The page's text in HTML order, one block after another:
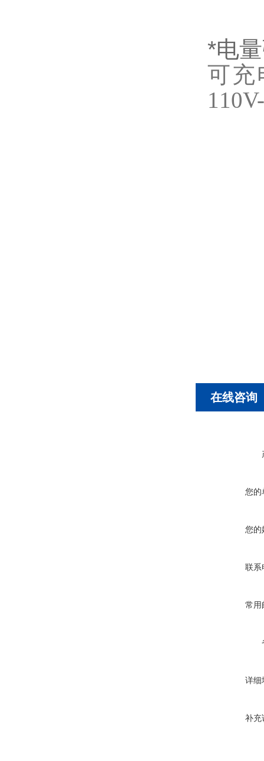
*电
可充
在线咨询
您的
您的
联系
常用
详细
补充